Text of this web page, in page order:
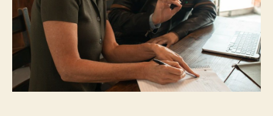
Pentingnya